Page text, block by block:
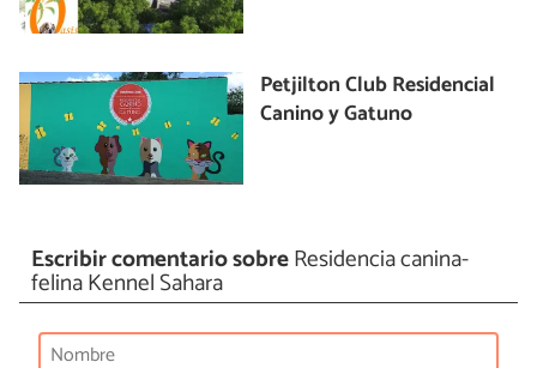
Petjilton Club Residencial
Canino y Gatuno
Escribir comentario sobreResidencia canina-
felina Kennel Sahara